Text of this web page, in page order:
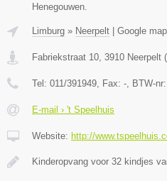
Henegouwen.
Limburg » Neerpelt | Google
Fabriekstraat 10 3910 Neerpelt (
Tel: 011/391949 , Fax: - , BTW-nr:
E-mail › 't Speelhuis
Website: http://
Kinderopvang voor 32 kindjes